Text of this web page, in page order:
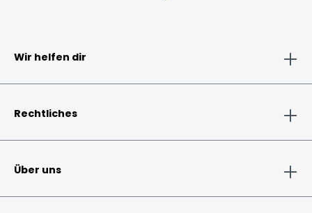
Wir helfen dir
Rechtliches
Über uns